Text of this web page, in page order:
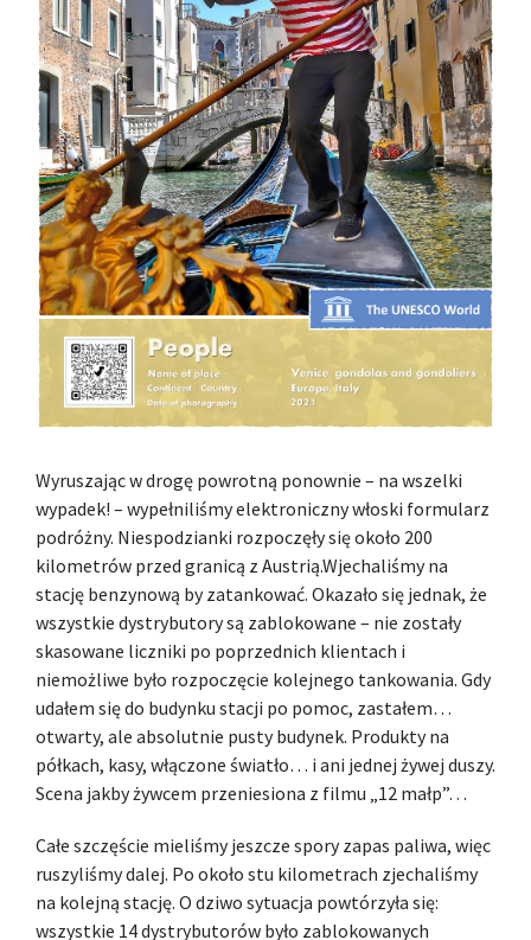
Wyruszając w drogę powrotną ponownie – na wszelki
wypadek! – wypełniliśmy elektroniczny włoski formularz
podróżny. Niespodzianki rozpoczęły się około 200
kilometrów przed granicą z Austrią.Wjechaliśmy na
stację benzynową by zatankować. Okazało się jednak, że
wszystkie dystrybutory są zablokowane – nie zostały
skasowane liczniki po poprzednich klientach i
niemożliwe było rozpoczęcie kolejnego tankowania. Gdy
udałem się do budynku stacji po pomoc, zastałem…
otwarty, ale absolutnie pusty budynek. Produkty na
półkach, kasy, włączone światło… i ani jednej żywej duszy.
Scena jakby żywcem przeniesiona z filmu „12 małp”…
Całe szczęście mieliśmy jeszcze spory zapas paliwa, więc
ruszyliśmy dalej. Po około stu kilometrach zjechaliśmy
na kolejną stację. O dziwo sytuacja powtórzyła się:
wszystkie 14 dystrybutorów było zablokowanych